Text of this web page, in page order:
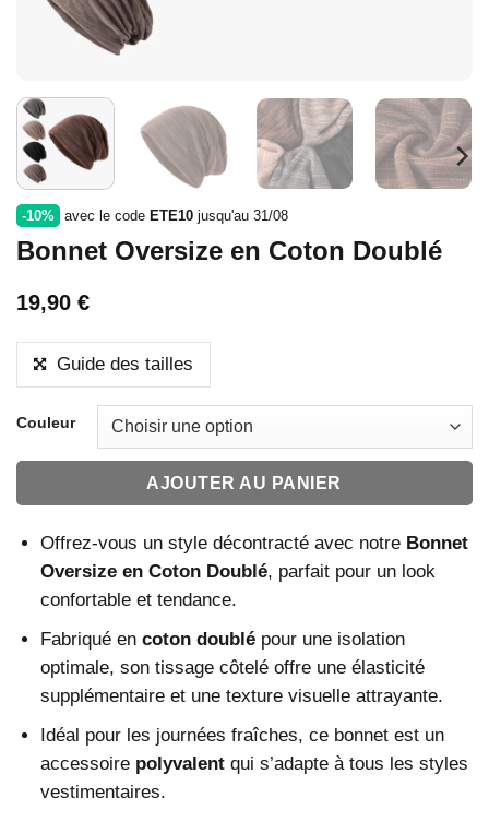
-10% avec le code ETE10 jusqu'au 31/08
Bonnet Oversize en Coton Doublé
19,90 €
Guide des tailles
Couleur
AJOUTER AU PANIER
Offrez-vous un style décontracté avec notre Bonnet
Oversize en Coton Doublé, parfait pour un look
confortable et tendance.
Fabriqué en coton doublépour une isolation
optimale, son tissage côtelé offre une élasticité
supplémentaire et une texture visuelle attrayante.
Idéal pour les journées fraîches, ce bonnet est un
accessoire polyvalentqui s’adapte à tous les styles
vestimentaires.